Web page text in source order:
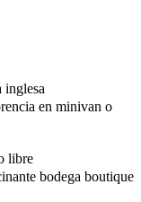
inglesa
en minivan o
libre
bodega boutique